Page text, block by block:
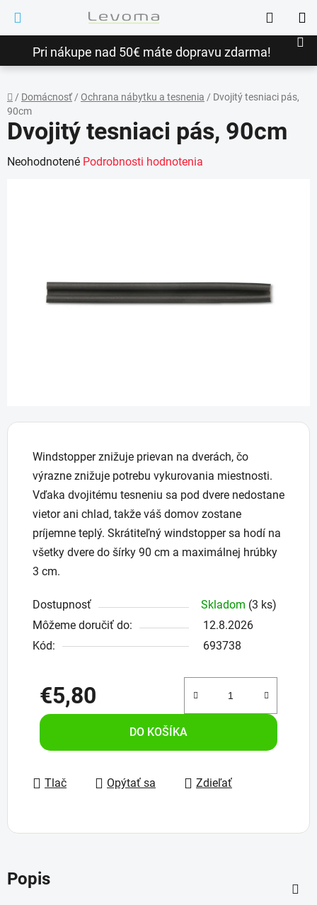
obsah
Pri nákupe nad 50€ máte dopravu zdarma!
Hľadať
Domov
/ Domácnosť/ Ochrana nábytku a tesnenia / Dvojitý tesniaci pás,
90cm
Windstopper znižuje prievan na dverách, čo
výrazne znižuje potrebu vykurovania miestnosti.
Vďaka dvojitému tesneniu sa pod dvere nedostane
vietor ani chlad, takže váš domov zostane
príjemne teplý. Skrátiteľný windstopper sa hodí na
všetky dvere do šírky 90 cm a maximálnej hrúbky
3 cm.
Dostupnosť Skladom (3 ks)
Môžeme doručiť do:
12.8.2026
Kód:
693738
€5,80
Jednotková cena:
DO KOŠÍKA
Tlač Opýtať sa Zdieľať
Dvojitý tesniaci pás, 90cm
Priemerné
hviezdičiek.
Neohodnotené Podrobnosti hodnotenia
Popis